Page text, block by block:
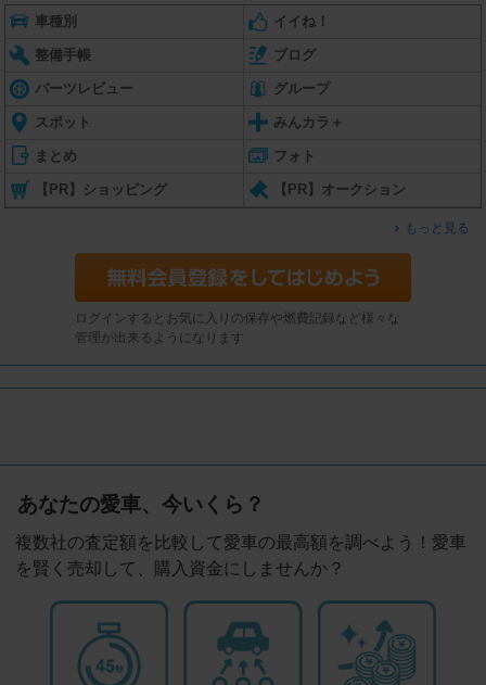
車種別 イイね！
整備手帳 ブログ
パーツレビュー グループ
スポット みんカラ＋
まとめ フォト
【PR】ショッピング 【PR】オークション
もっと見る
ログインするとお気に入りの保存や燃費記録など様々な
管理が出来るようになります
あなたの愛車、今いくら？
複数社の査定額を比較して愛車の最高額を調べよう！愛車
を賢く売却して、購入資金にしませんか？